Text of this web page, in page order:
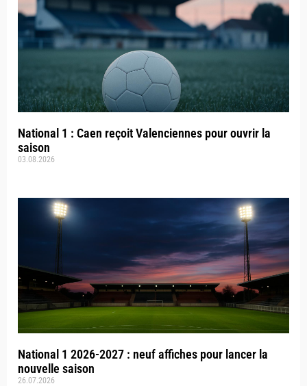
National 1 : Caen reçoit Valenciennes pour ouvrir la
saison
03.08.2026
National 1 2026-2027 : neuf affiches pour lancer la
nouvelle saison
26.07.2026